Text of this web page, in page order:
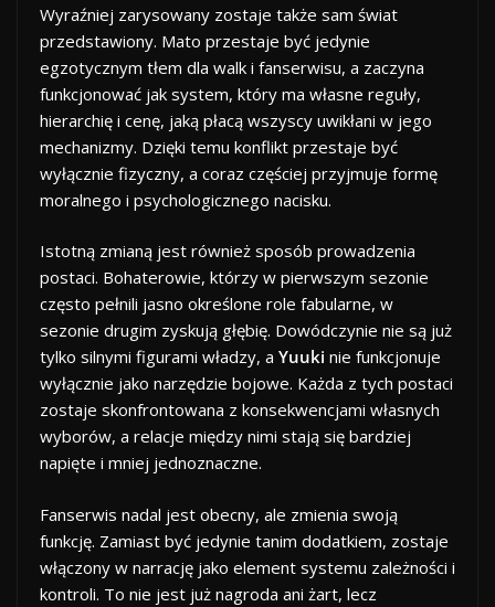
Wyraźniej zarysowany zostaje także sam świat
przedstawiony. Mato przestaje być jedynie
egzotycznym tłem dla walk i fanserwisu, a zaczyna
funkcjonować jak system, który ma własne reguły,
hierarchię i cenę, jaką płacą wszyscy uwikłani w jego
mechanizmy. Dzięki temu konflikt przestaje być
wyłącznie fizyczny, a coraz częściej przyjmuje formę
moralnego i psychologicznego nacisku.
Istotną zmianą jest również sposób prowadzenia
postaci. Bohaterowie, którzy w pierwszym sezonie
często pełnili jasno określone role fabularne, w
sezonie drugim zyskują głębię. Dowódczynie nie są już
tylko silnymi figurami władzy, a Yuuki nie funkcjonuje
wyłącznie jako narzędzie bojowe. Każda z tych postaci
zostaje skonfrontowana z konsekwencjami własnych
wyborów, a relacje między nimi stają się bardziej
napięte i mniej jednoznaczne.
Fanserwis nadal jest obecny, ale zmienia swoją
funkcję. Zamiast być jedynie tanim dodatkiem, zostaje
włączony w narrację jako element systemu zależności i
kontroli. To nie jest już nagroda ani żart, lecz